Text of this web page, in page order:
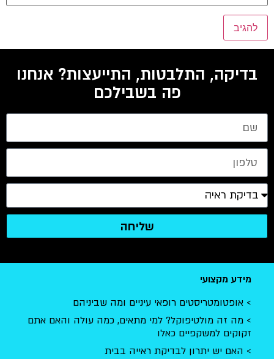
בדיקה, התלבטות, התייעצות? אנחנו
פה בשבילכם
שליחה
מידע מקצועי
אופטומטריסטים רופאי עיניים ומה שביניהם
מה זה מולטיפוקל? למי מתאים, כמה עולה והאם אתם
זקוקים למשקפיים כאלו
האם יש יתרון לבדיקת ראייה בבית